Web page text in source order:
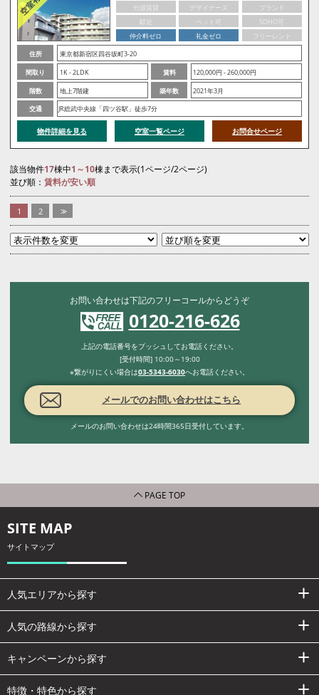
分譲賃貸
デザイナーズ
ブランド
駅近
ペット可
SOHO可
仲介料ゼロ
礼金ゼロ
フリーレント
住所
東京都新宿区四谷坂町3-20
間取り
1K - 2LDK 賃料
120,000円 - 260,000円
階数
地上7階建 築年数
2021年3月
交通
JR総武中央線「四ツ谷駅」徒歩7分
物件詳細を見る 空室一覧ページ お問合せページ
該当物件17棟中1～10棟まで表示(1ページ/2ページ)
並び順： 賃料が安い順
1 2 >>
お問い合わせは下記のフリーコールからどうぞ
0120-216-626
上記の電話番号をプッシュしてお電話ください。
[受付時間] 10:00～19:00
※繋がりにくい場合は03-5343-6030へお電話ください。
メールでのお問い合わせはこちら
メールのお問い合わせは24時間365日受付しています。
PAGE TOP
SITE MAP
サイトマップ
人気エリアから探す
人気の路線から探す
キャンペーンから探す
特徴・特色から探す